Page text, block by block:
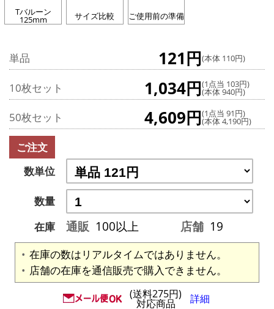
Tバルーン
125mm サイズ比較 ご使用前の準備
単品 121円(本体 110円)
10枚セット 1,034円(1点当 103円)
(本体 940円)
50枚セット 4,609円(1点当 91円)
(本体 4,190円)
ご注文
数単位
数量
在庫
通販 100以上 店舗 19
在庫の数はリアルタイムではありません。
店舗の在庫を通信販売で購入できません。
(送料275円)
対応商品 詳細